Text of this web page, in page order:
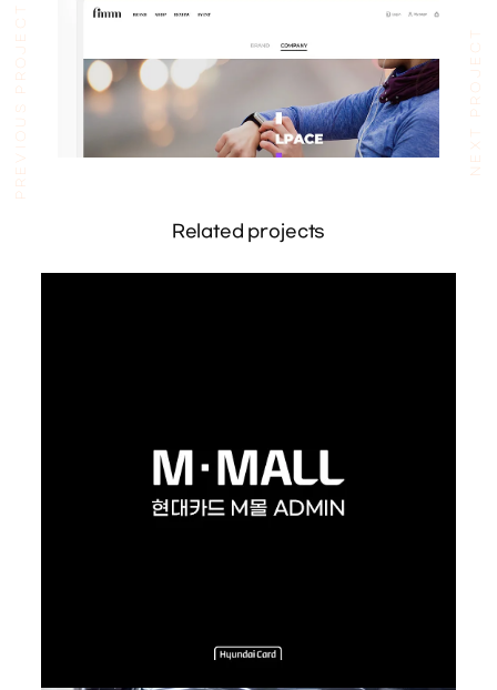
PREVIOUS PROJECT NEXT PROJECT
Related projects